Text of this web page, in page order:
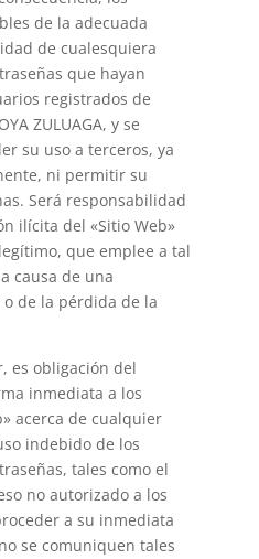
de la adecuada
de cualesquiera
que hayan
registrados de
ZULUAGA, y se
su uso a terceros, ya
ni permitir su
Será responsabilidad
ilícita del «Sitio Web»
que emplee a tal
causa de una
de la pérdida de la
es obligación del
inmediata a los
acerca de cualquier
indebido de los
tales como el
no autorizado a los
a su inmediata
se comuniquen tales